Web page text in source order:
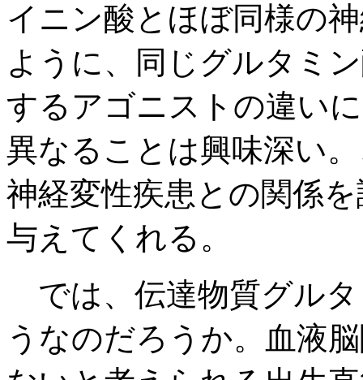
イニン酸とほぼ同様の
ように、同じグルタミ
するアゴニストの違い
異なることは興味深い
神経変性疾患との関係
与えてくれる。
では、伝達物質グル
うなのだろうか。血液